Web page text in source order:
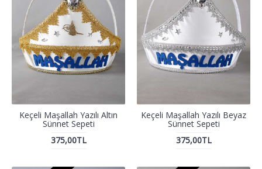
Keçeli Maşallah Yazılı Altın
Sünnet Sepeti
375,00TL
Keçeli Maşallah Yazılı Beyaz
Sünnet Sepeti
375,00TL